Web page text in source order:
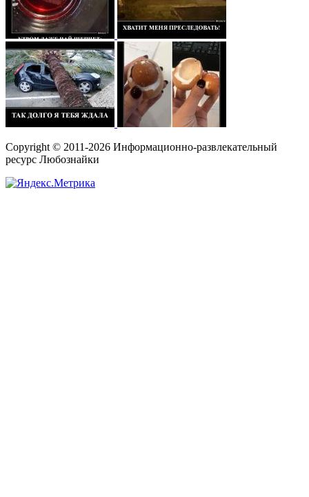
Copyright © 2011-2026 Информационно-развлекательный
ресурс Любознайки